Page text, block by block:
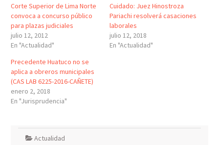
Corte Superior de Lima Norte
convoca a concurso público
para plazas judiciales
julio 12, 2012
En "Actualidad"
Cuidado: Juez Hinostroza
Pariachi resolverá casaciones
laborales
julio 12, 2018
En "Actualidad"
Precedente Huatuco no se
aplica a obreros municipales
(CAS LAB 6225-2016-CAÑETE)
enero 2, 2018
En "Jurisprudencia"
Actualidad